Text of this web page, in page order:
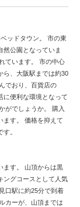
ッドタウン。 市の東
然公園となっていま
ています。 市の中心
ら、大阪駅までは約30
でおり、百貨店の
に便利な環境となって
がでしょうか。 購入
ます。 価格を抑えて
。
ます。 山頂からは黒
ングコースとして人気
口駅に約25分で到着
カーが、山頂までは